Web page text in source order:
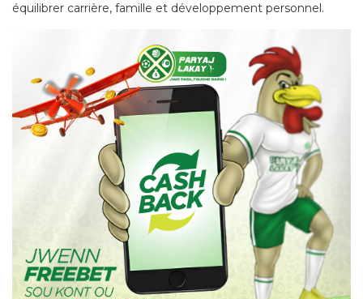
équilibrer carrière, famille et développement personnel.